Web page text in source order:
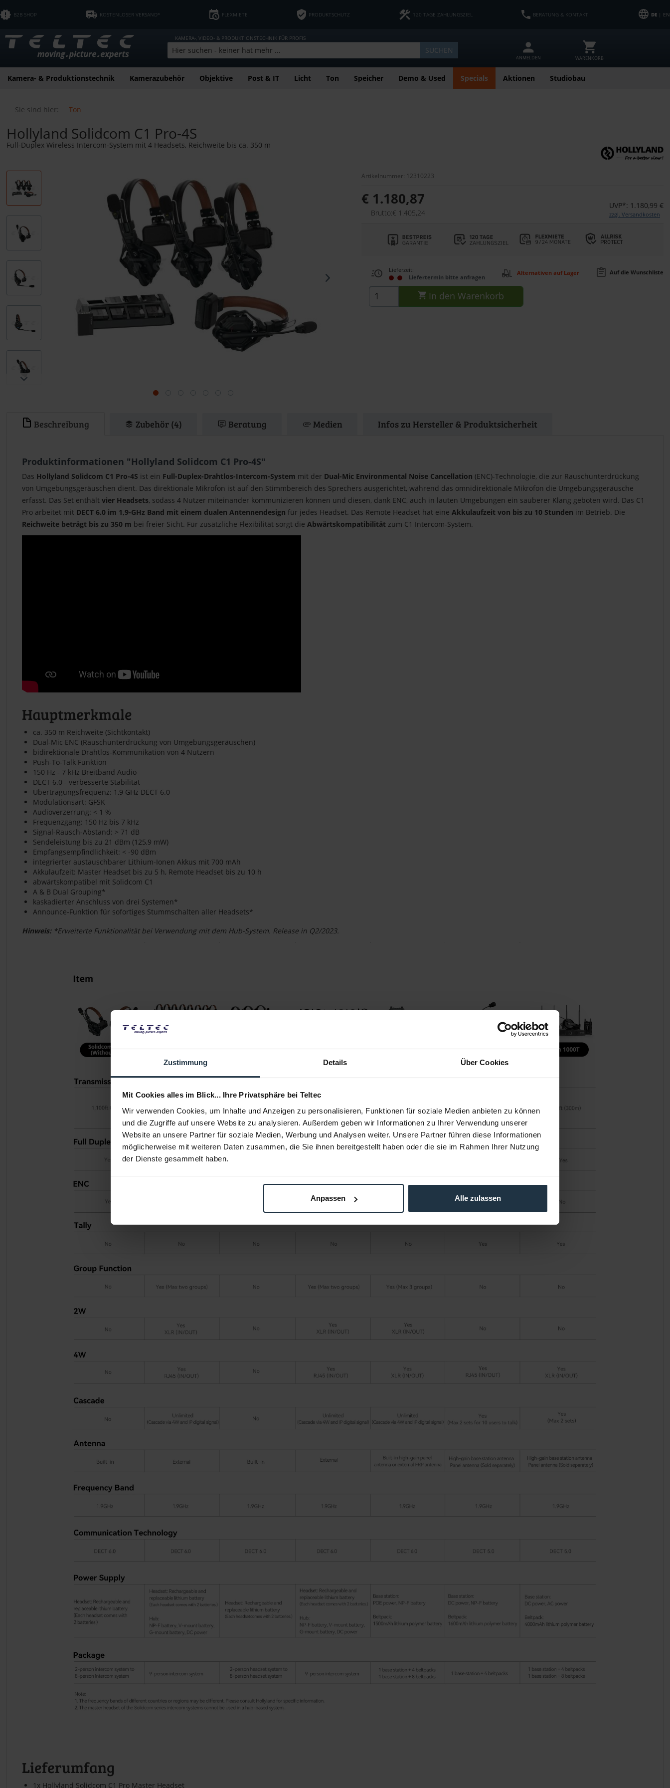
Zustimmung Details Über Cookies
Mit Cookies alles im Blick... Ihre Privatsphäre bei Teltec
Wir verwenden Cookies, um Inhalte und Anzeigen zu personalisieren, Funktionen für soziale Medien anbieten zu können
und die Zugriffe auf unsere Website zu analysieren. Außerdem geben wir Informationen zu Ihrer Verwendung unserer
Website an unsere Partner für soziale Medien, Werbung und Analysen weiter. Unsere Partner führen diese Informationen
möglicherweise mit weiteren Daten zusammen, die Sie ihnen bereitgestellt haben oder die sie im Rahmen Ihrer Nutzung
der Dienste gesammelt haben.
Anpassen Alle zulassen
B2B SHOP KOSTENLOSER VERSAND* FLEXMIETE PRODUKTSCHUTZ 120 TAGE ZAHLUNGSZIEL BERATUNG & KONTAKT DE| EN
KAMERA-, VIDEO- & PRODUKTIONSTECHNIK FÜR PROFIS
SUCHEN
ANMELDEN WARENKORB
Kamera- & Produktionstechnik Kamerazubehör Objektive Post & IT Licht Ton Speicher Demo & Used Specials Aktionen Studiobau
Sie sind hier: Ton
Hollyland Solidcom C1 Pro-4S
Full-Duplex Wireless Intercom-System mit 4 Headsets, Reichweite bis ca. 350 m
Artikelnummer: 12310223
€ 1.180,87
Brutto:€ 1.405,24
UVP*: 1.180,99 €
zzgl. Versandkosten
Lieferzeit:
Liefertermin bitte anfragen
Alternativen auf Lager Auf die Wunschliste
In den Warenkorb
Beschreibung Zubehör (4) Beratung Medien Infos zu Hersteller & Produktsicherheit
Produktinformationen "Hollyland Solidcom C1 Pro-4S"
Das Hollyland Solidcom C1 Pro-4S ist ein Full-Duplex-Drahtlos-Intercom-System mit der Dual-Mic Environmental Noise Cancellation (ENC)-Technologie, die zur Rauschunterdrückung
von Umgebungsgeräuschen dient. Das direktionale Mikrofon ist auf den Stimmbereich des Sprechers ausgerichtet, während das omnidirektionale Mikrofon die Umgebungsgeräusche
erfasst. Das Set enthält vier Headsets, sodass 4 Nutzer miteinander kommunizieren können und diesen, dank ENC, auch in lauten Umgebungen ein sauberer Klang geboten wird. Das C1
Pro arbeitet mit DECT 6.0 im 1,9-GHz Band mit einem dualen Antennendesign für jedes Headset. Das Remote Headset hat eine Akkulaufzeit von bis zu 10 Stunden im Betrieb. Die
Reichweite beträgt bis zu 350 m bei freier Sicht. Für zusätzliche Flexibilität sorgt die Abwärtskompatibilität zum C1 Intercom-System.
Hauptmerkmale
ca. 350 m Reichweite (Sichtkontakt)
Dual-Mic ENC (Rauschunterdrückung von Umgebungsgeräuschen)
bidirektionale Drahtlos-Kommunikation von 4 Nutzern
Push-To-Talk Funktion
150 Hz - 7 kHz Breitband Audio
DECT 6.0 - verbesserte Stabilität
Übertragungsfrequenz: 1,9 GHz DECT 6.0
Modulationsart: GFSK
Audioverzerrung: < 1 %
Frequenzgang: 150 Hz bis 7 kHz
Signal-Rausch-Abstand: > 71 dB
Sendeleistung bis zu 21 dBm (125,9 mW)
Empfangsempfindlichkeit: < -90 dBm
integrierter austauschbarer Lithium-Ionen Akkus mit 700 mAh
Akkulaufzeit: Master Headset bis zu 5 h, Remote Headset bis zu 10 h
abwärtskompatibel mit Solidcom C1
A & B Dual Grouping*
kaskadierter Anschluss von drei Systemen*
Announce-Funktion für sofortiges Stummschalten aller Headsets*
Hinweis:*Erweiterte Funktionalität bei Verwendung mit dem Hub-System. Release in Q2/2023.
Lieferumfang
1x Hollyland Solidcom C1 Pro Master Headset